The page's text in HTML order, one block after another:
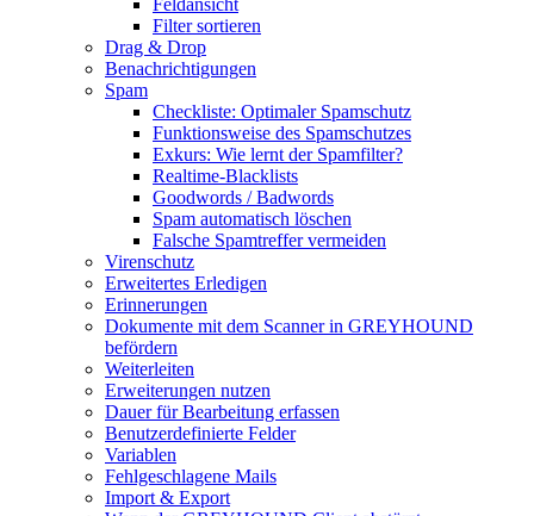
Feldansicht
Filter sortieren
Drag & Drop
Benachrichtigungen
Spam
Checkliste: Optimaler Spamschutz
Funktionsweise des Spamschutzes
Exkurs: Wie lernt der Spamfilter?
Realtime-Blacklists
Goodwords / Badwords
Spam automatisch löschen
Falsche Spamtreffer vermeiden
Virenschutz
Erweitertes Erledigen
Erinnerungen
Dokumente mit dem Scanner in GREYHOUND
befördern
Weiterleiten
Erweiterungen nutzen
Dauer für Bearbeitung erfassen
Benutzerdefinierte Felder
Variablen
Fehlgeschlagene Mails
Import & Export